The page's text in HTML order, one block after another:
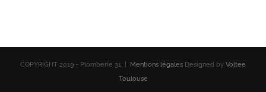
COPYRIGHT 2019 - Plomberie 31 | Mentions légales Designed by Voltee
Toulouse